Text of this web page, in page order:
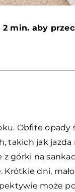
2 min. aby
Obfite opady
jak jazda
górki na
dni,
może